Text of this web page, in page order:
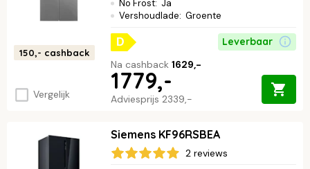
150,- cashback
Vergelijk
No Frost: Ja
Vershoudlade: Groente
D Leverbaar
Adviesprijs 2339,-
1779,-
Na cashback 1629,-
Siemens KF96RSBEA
2 reviews